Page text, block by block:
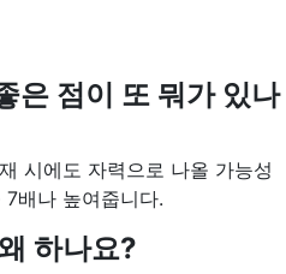
은 점이 또 뭐가 있나
시에도 자력으로 나올 가능성
배나 높여줍니다.
하나요?